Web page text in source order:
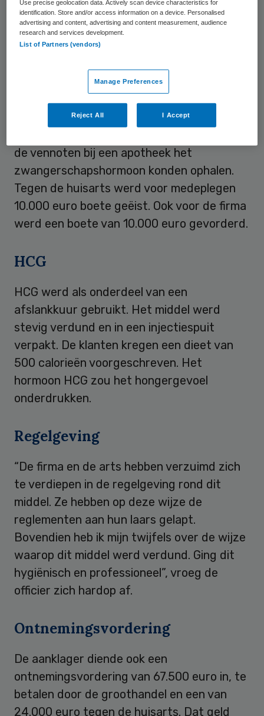
strijd met de geneesmiddelenwet.
Werkwijze
Om HCG te kunnen inkopen maakte het
tweetal gebruik van de diensten van de 72-
jarige Olaf Z., huisarts in het Drentse Peize.
de vennoten bij een apotheek het
zwangerschapshormoon konden ophalen.
Tegen de huisarts werd voor medeplegen
10.000 euro boete geëist. Ook voor de firma
werd een boete van 10.000 euro gevorderd.
HCG
HCG werd als onderdeel van een
afslankkuur gebruikt. Het middel werd
stevig verdund en in een injectiespuit
verpakt. De klanten kregen een dieet van
500 calorieën voorgeschreven. Het
hormoon HCG zou het hongergevoel
onderdrukken.
Regelgeving
“De firma en de arts hebben verzuimd zich
te verdiepen in de regelgeving rond dit
middel. Ze hebben op deze wijze de
reglementen aan hun laars gelapt.
Bovendien heb ik mijn twijfels over de wijze
waarop dit middel werd verdund. Ging dit
hygiënisch en professioneel”, vroeg de
officier zich hardop af.
Ontnemingsvordering
De aanklager diende ook een
ontnemingsvordering van 67.500 euro in, te
betalen door de groothandel en een van
24.000 euro tegen de huisarts. Dat geld
Use precise geolocation data. Actively scan device characteristics for
identification. Store and/or access information on a device. Personalised
advertising and content, advertising and content measurement, audience
research and services development.
List of Partners (vendors)
Manage Preferences
Reject All I Accept